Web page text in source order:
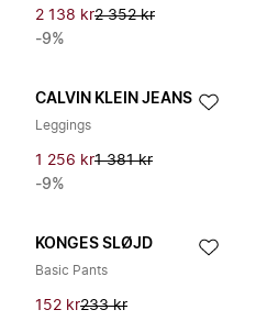
2 138 kr2 352 kr
-9%
CALVIN KLEIN JEANS
Leggings
1 256 kr1 381 kr
-9%
KONGES SLØJD
Basic Pants
152 kr233 kr